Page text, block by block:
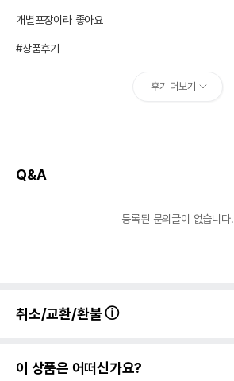
개별포장이라 좋아요
#상품후기
후기 더보기
Q&A
등록된 문의글이 없습니다.
취소/교환/환불
이 상품은 어떠신가요?